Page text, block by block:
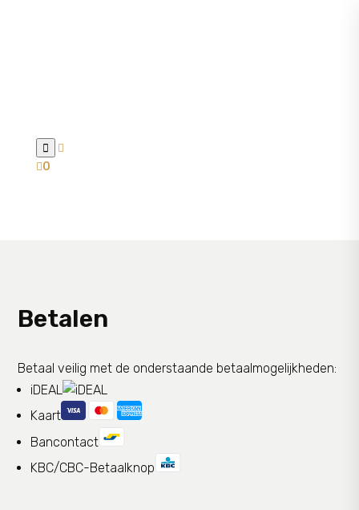


0
Betalen
Betaal veilig met de onderstaande betaalmogelijkheden:
iDEAL
Kaart
Bancontact
KBC/CBC-Betaalknop